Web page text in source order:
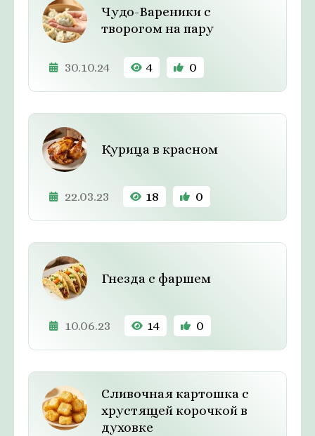
Чудо-Вареники с
творогом на пару
30.10.24 4 0
Курица в красном
22.03.23 18 0
Гнезда с фаршем
10.06.23 14 0
Сливочная картошка с
хрустящей корочкой в
духовке